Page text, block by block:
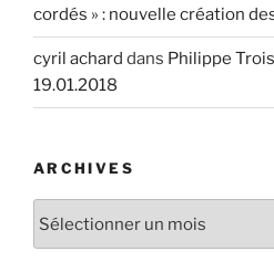
cordés » : nouvelle création
cyril achard dans Philippe
19.01.2018
ARCHIVES